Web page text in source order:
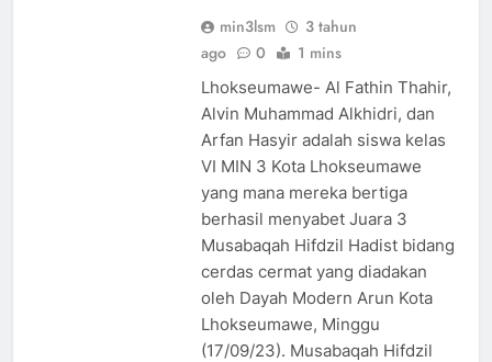
min3lsm
3 tahun
ago
0 1 mins
Lhokseumawe- Al Fathin Thahir,
Alvin Muhammad Alkhidri, dan
Arfan Hasyir adalah siswa kelas
VI MIN 3 Kota Lhokseumawe
yang mana mereka bertiga
berhasil menyabet Juara 3
Musabaqah Hifdzil Hadist bidang
cerdas cermat yang diadakan
oleh Dayah Modern Arun Kota
Lhokseumawe, Minggu
(17/09/23). Musabaqah Hifdzil